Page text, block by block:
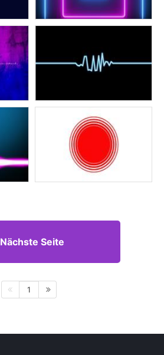
Nächste Seite
1